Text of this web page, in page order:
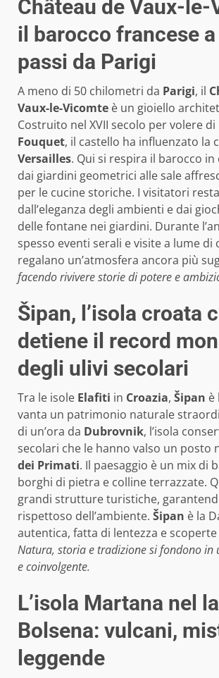
Château de Vaux-le-
il barocco francese
passi da Parigi
A meno di 50 chilometri da Parigi, il
Vaux-le-Vicomte è un gioiello
Costruito nel XVII secolo per volere di
Fouquet, il castello ha influenzato la
Versailles. Qui si respira il barocco
dai giardini geometrici alle sale
per le cucine storiche. I visitatori
dall’eleganza degli ambienti e dai
delle fontane nei giardini. Durante
spesso eventi serali e visite a lume di
regalano un’atmosfera ancora più
facendo rivivere storie di potere e
Šipan, l’isola croata
detiene il record
degli ulivi secolari
Tra le isole Elafiti in Croazia, Šipan è
vanta un patrimonio naturale
di un’ora da Dubrovnik, l’isola
secolari che le hanno valso un posto
dei Primati. Il paesaggio è un mix di
borghi di pietra e colline terrazzate.
grandi strutture turistiche,
rispettoso dell’ambiente. Šipan è la
autentica, fatta di lentezza e
Natura, storia e tradizione si fondono in
e coinvolgente.
L’isola Martana nel
Bolsena: vulcani,
leggende